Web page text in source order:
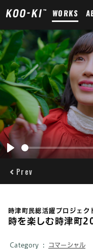
WORKS
Play
Prev
時津町民総活躍プロジェク
時を楽しむ時津
Category
コマーシャル